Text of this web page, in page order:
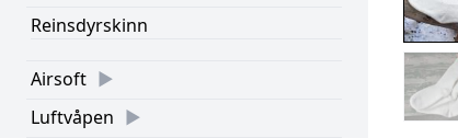
Reinsdyrskinn
Airsoft
Luftvåpen